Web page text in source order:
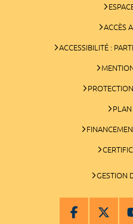
ACCÈS
ACCESSIBILITÉ :
PLAN
GESTION